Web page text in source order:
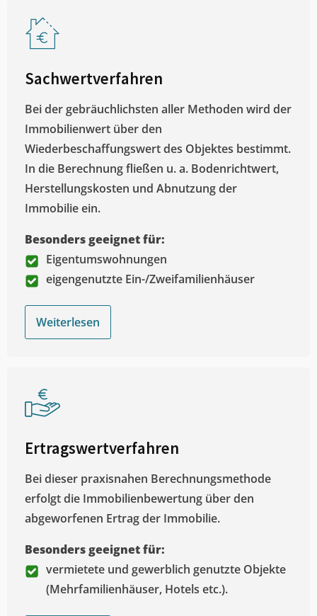
Sachwertverfahren
Bei der gebräuchlichsten aller Methoden wird der
Immobilienwert über den
Wiederbeschaffungswert des Objektes bestimmt.
In die Berechnung fließen u. a. Bodenrichtwert,
Herstellungskosten und Abnutzung der
Immobilie ein.
Besonders geeignet für:
Eigentumswohnungen
eigengenutzte Ein-/Zweifamilienhäuser
Weiterlesen
Ertragswertverfahren
Bei dieser praxisnahen Berechnungsmethode
erfolgt die Immobilienbewertung über den
abgeworfenen Ertrag der Immobilie.
Besonders geeignet für:
vermietete und gewerblich genutzte Objekte
(Mehrfamilienhäuser, Hotels etc.).